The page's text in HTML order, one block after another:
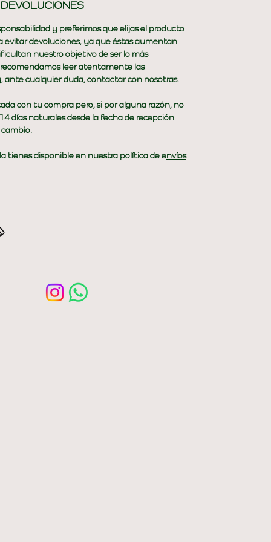
y preferimos que elijas el producto
evitar devoluciones, ya que éstas aumentan
nuestro objetivo de ser lo más
leer atentamente las
ante cualquier duda, contactar con nosotras.
con tu compra pero, si por alguna razón, no
días naturales desde la fecha de recepción
tienes disponible en nuestra política de envíos